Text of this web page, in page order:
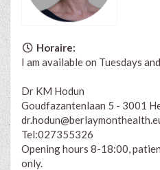
Horaire:
I am available on Tuesdays
Dr KM Hodun
Goudfazantenlaan 5 - 3001
Tel:027355326
Opening hours 8-18:00,
only.